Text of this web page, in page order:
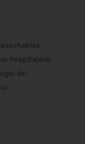
hospitalario
del